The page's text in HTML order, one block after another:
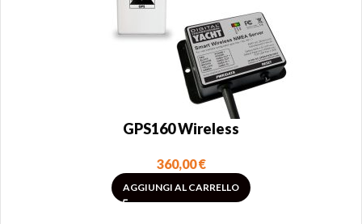
GPS160 Wireless
360,00€
AGGIUNGI AL CARRELLO